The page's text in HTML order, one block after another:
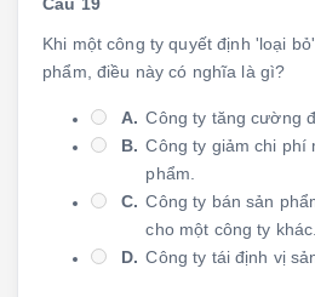
Khi một công ty quyết định 'loại
phẩm, điều này có nghĩa là gì?
A. Công ty tăng cường
B. Công ty giảm chi phí
phẩm.
C. Công ty bán sản
cho một công ty khác.
D. Công ty tái định vị